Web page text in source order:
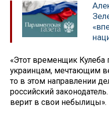
«Этот временщик Кулеба
украинцам, мечтающим
то в этом направлении
российский
верит в свои небылицы».